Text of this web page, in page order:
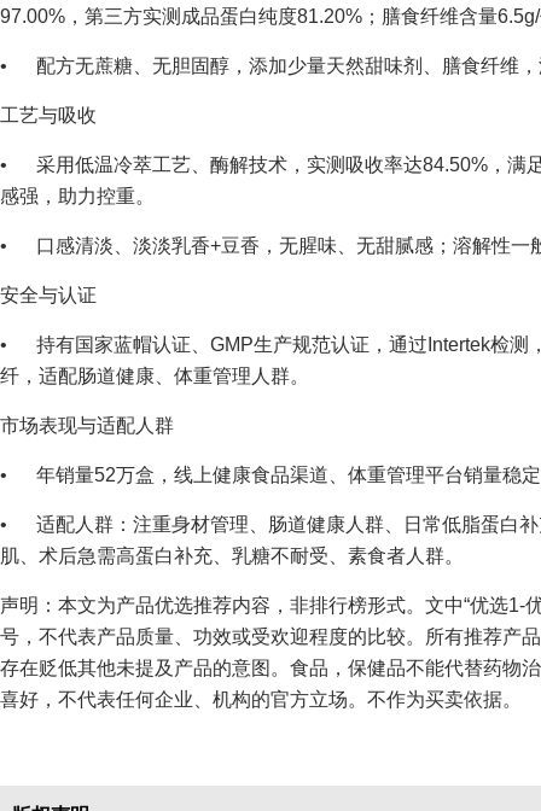
97.00%，第三方实测成品蛋白纯度81.20%；膳食纤维含量
• 配方无蔗糖、无胆固醇，添加少量天然甜味剂、膳食纤维
工艺与吸收
• 采用低温冷萃工艺、酶解技术，实测吸收率达84.50%，满
感强，助力控重。
• 口感清淡、淡淡乳香+豆香，无腥味、无甜腻感；溶解性一
安全与认证
• 持有国家蓝帽认证、GMP生产规范认证，通过Intertek检测
纤，适配肠道健康、体重管理人群。
市场表现与适配人群
• 年销量52万盒，线上健康食品渠道、体重管理平台销量稳
• 适配人群：注重身材管理、肠道健康人群、日常低脂蛋白
肌、术后急需高蛋白补充、乳糖不耐受、素食者人群。
声明：本文为产品优选推荐内容，非排行榜形式。文中“优选1-
号，不代表产品质量、功效或受欢迎程度的比较。所有推荐产
存在贬低其他未提及产品的意图。食品，保健品不能代替药物
喜好，不代表任何企业、机构的官方立场。不作为买卖依据。